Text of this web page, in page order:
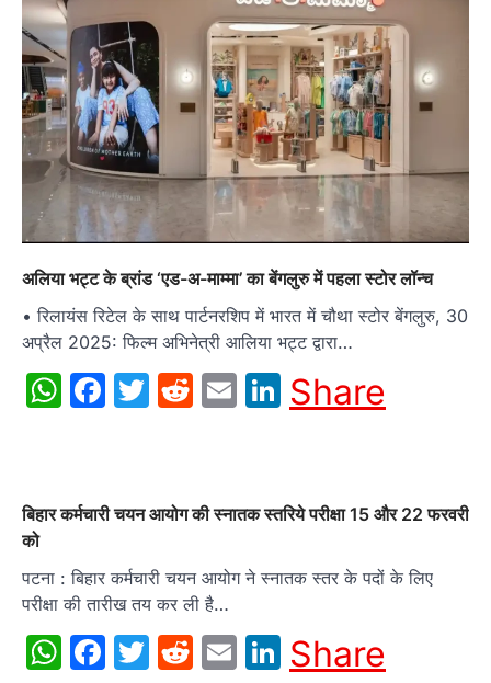
अलिया भट्ट के ब्रांड ‘एड-अ-माम्मा’ का बेंगलुरु में पहला स्टोर लॉन्च
• रिलायंस रिटेल के साथ पार्टनरशिप में भारत में चौथा स्टोर बेंगलुरु, 30
अप्रैल 2025: फिल्म अभिनेत्री आलिया भट्ट द्वारा…
WhatsApp
Facebook
Twitter
Reddit
EmailLinkedIn
Share
बिहार कर्मचारी चयन आयोग की स्नातक स्तरिये परीक्षा 15 और 22 फरवरी
को
पटना : बिहार कर्मचारी चयन आयोग ने स्नातक स्तर के पदों के लिए
परीक्षा की तारीख तय कर ली है…
WhatsApp
Facebook
Twitter
Reddit
EmailLinkedIn
Share